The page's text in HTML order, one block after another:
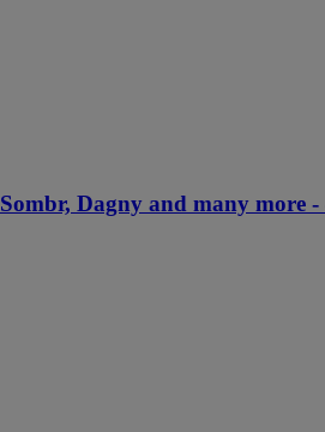
Dagny and many more -